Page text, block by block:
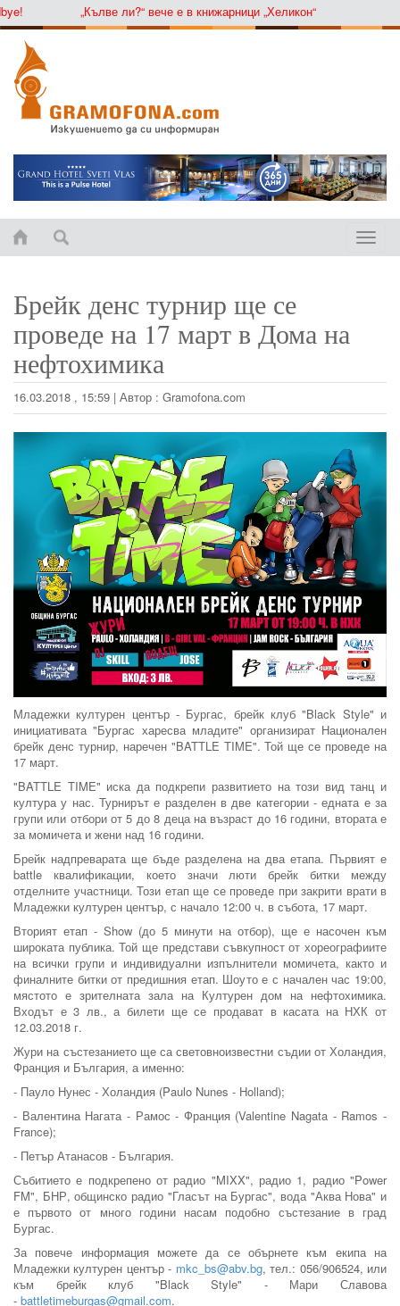
„Кълве ли?“ вече е в книжарници „Хеликон“
Toggle
Брейк денс турнир ще се
проведе на 17 март в Дома на
нефтохимика
16.03.2018 , 15:59 | Автор : Gramofona.com
Младежки културен център - Бургас, брейк клуб "Black Style" и
инициативата "Бургас харесва младите" организират Национален
брейк денс турнир, наречен "BATTLE TIME". Той ще се проведе на
17 март.
"BATTLE TIME" иска да подкрепи развитието на този вид танц и
култура у нас. Турнирът е разделен в две категории - едната е за
групи или отбори от 5 до 8 деца на възраст до 16 години, втората е
за момичета и жени над 16 години.
Брейк надпреварата ще бъде разделена на два етапа. Първият е
battle квалификации, което значи люти брейк битки между
отделните участници. Този етап ще се проведе при закрити врати в
Младежки културен център, с начало 12:00 ч. в събота, 17 март.
Вторият етап - Show (до 5 минути на отбор), ще е насочен към
широката публика. Той ще представи съвкупност от хореографиите
на всички групи и индивидуални изпълнители момичета, както и
финалните битки от предишния етап. Шоуто е с начален час 19:00,
мястото е зрителната зала на Културен дом на нефтохимика.
Входът е 3 лв., а билети ще се продават в касата на НХК от
12.03.2018 г.
Жури на състезанието ще са световноизвестни съдии от Холандия,
Франция и България, а именно:
- Пауло Нунес - Холандия (Paulo Nunes - Holland);
- Валентина Нагата - Рамос - Франция (Valentine Nagata - Ramos -
France);
- Петър Атанасов - България.
Събитието е подкрепено от радио "MIXX", радио 1, радио "Power
FM", БНР, общинско радио "Гласът на Бургас", вода "Аква Нова" и
е първото от много години насам подобно състезание в град
Бургас.
За повече информация можете да се обърнете към екипа на
Младежки културен център - mkc_bs@abv.bg, тел.: 056/906524, или
към брейк клуб "Black Style" - Мари Славова
- battletimeburgas@gmail.com.